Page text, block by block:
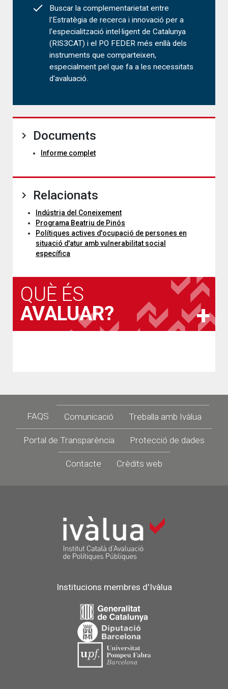
Buscar la complementarietat entre
l'Estratègia de recerca i innovació per a
l'especialització intel·ligent de Catalunya
(RIS3CAT) i el PO FEDER més enllà dels
instruments que comparteixen,
especialment pel que fa a les necessitats
d'avaluació.
Documents
Informe complet
Relacionats
Indústria del Coneixement
Programa Beatriu de Pinós
Polítiques actives d'ocupació de persones en
situació d'atur amb vulnerabilitat social
específica
QUÈ ÉS
AVALUAR?
Footer
FAQS Comunicació Treballa amb Ivàlua
Portal de Transparència Protecció de dades
Contacte Crèdits web
Institucions membres d'Ivàlua